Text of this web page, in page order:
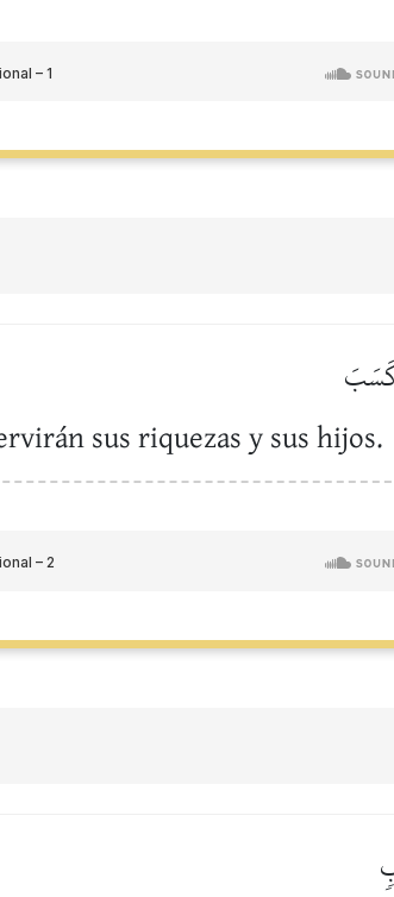
كَسَبَ
sus riquezas y sus hijos.